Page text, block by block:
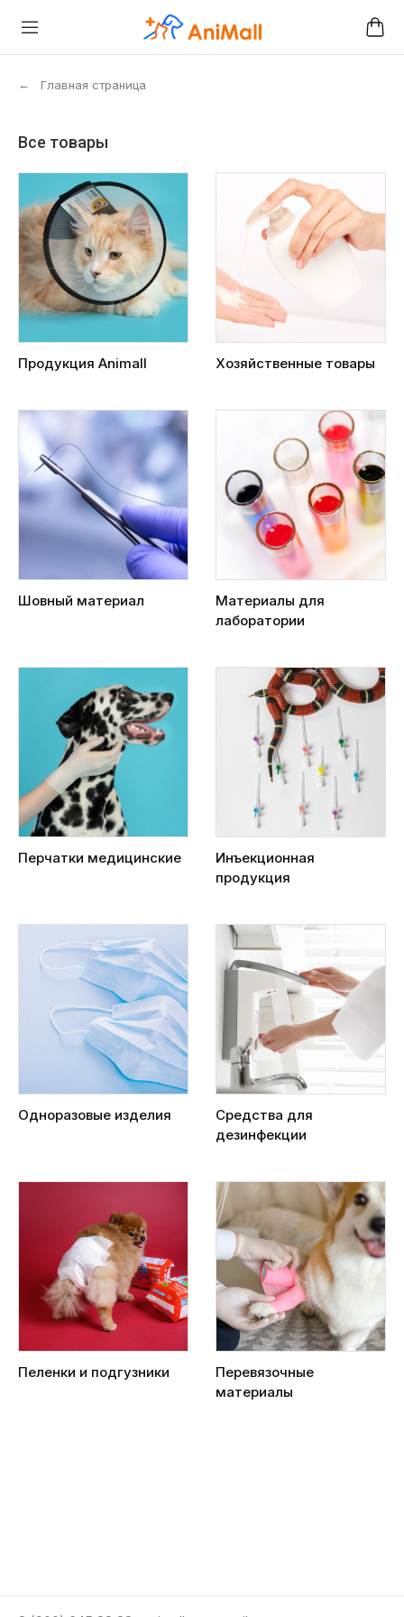
← Главная страница
Все товары
Продукция Animall Хозяйственные товары
Шовный материал
Материалы для
лаборатории
Перчатки медицинские
Инъекционная
продукция
Одноразовые изделия
Средства для
дезинфекции
Пеленки и подгузники
Перевязочные
материалы